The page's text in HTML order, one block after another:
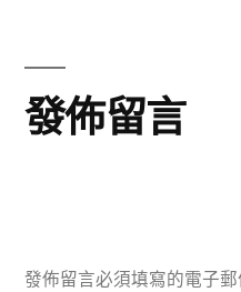
發佈留言
發佈留言必須填寫的電子郵